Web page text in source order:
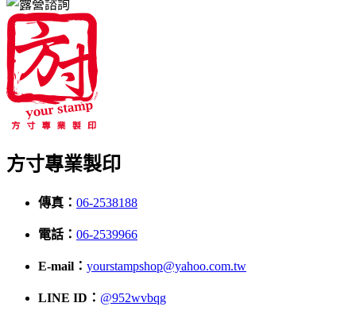
方寸專業製印
傳真： 06-2538188
電話： 06-2539966
E-mail： yourstampshop@yahoo.com.tw
LINE ID： @952wvbqg